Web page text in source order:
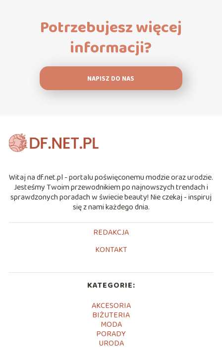
Potrzebujesz więcej
informacji?
NAPISZ DO NAS
Witaj na df.net.pl - portalu poświęconemu modzie oraz urodzie.
Jesteśmy Twoim przewodnikiem po najnowszych trendach i
sprawdzonych poradach w świecie beauty! Nie czekaj - inspiruj
się z nami każdego dnia.
REDAKCJA
KONTAKT
KATEGORIE:
AKCESORIA
BIŻUTERIA
MODA
PORADY
URODA